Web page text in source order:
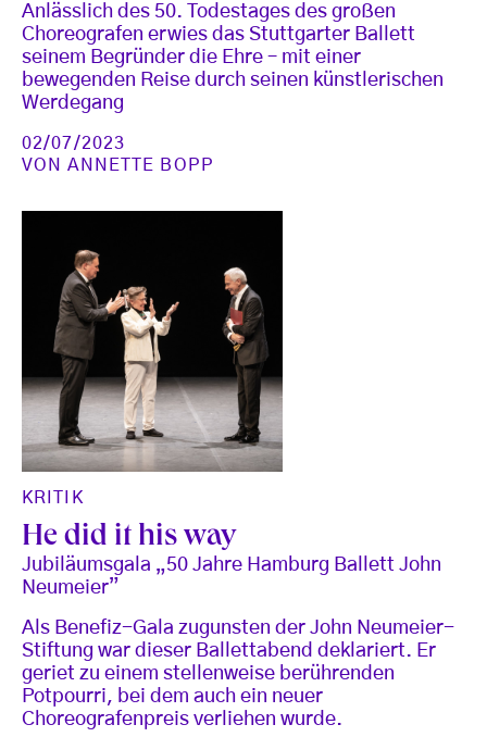
Anlässlich des 50. Todestages des großen
Choreografen erwies das Stuttgarter Ballett
seinem Begründer die Ehre – mit einer
bewegenden Reise durch seinen künstlerischen
Werdegang
02/07/2023
VONANNETTE BOPP
KRITIK
He did it his way
Jubiläumsgala „50 Jahre Hamburg Ballett John
Neumeier”
Als Benefiz-Gala zugunsten der John Neumeier-
Stiftung war dieser Ballettabend deklariert. Er
geriet zu einem stellenweise berührenden
Potpourri, bei dem auch ein neuer
Choreografenpreis verliehen wurde.